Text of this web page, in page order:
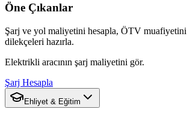
Öne Çıkanlar
Şarj ve yol maliyetini hesapla, ÖTV
dilekçeleri hazırla.
Elektrikli aracının şarj maliyetini gör.
Şarj Hesapla
Ehliyet & Eğitim